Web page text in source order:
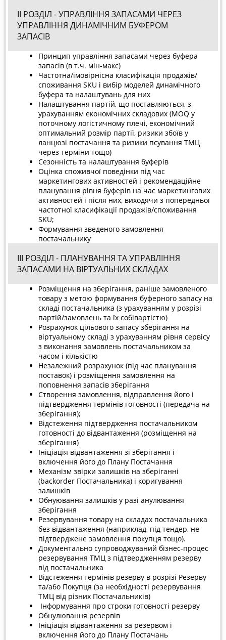
ІІ РОЗДІЛ - УПРАВЛІННЯ ЗАПАСАМИ ЧЕРЕЗ
УПРАВЛІННЯ ДИНАМІЧНИМ БУФЕРОМ
ЗАПАСІВ
Принцип управління запасами через буфера
запасів (в т.ч. мін-макс)
Частотна/імовірнісна класифікація продажів/
споживання SKU і вибір моделей динамічного
буфера та налаштувань для них
Налаштування партій, що поставляються, з
урахуванням економічних складових (MOQ у
поточному логістичному плечі, економічний
оптимальний розмір партії, ризики збоїв у
ланцюзі постачання та ризики псування ТМЦ
через терміни тощо)
Сезонність та налаштування буферів
Оцінка споживчої поведінки під час
маркетингових активностей і рекомендаційне
планування рівня буферів на час маркетингових
активностей і після них, виходячи з попередньої
частотної класифікації продажів/споживання
SKU;
Формування зведеного замовлення
постачальнику
ІІІ РОЗДІЛ - ПЛАНУВАННЯ ТА УПРАВЛІННЯ
ЗАПАСАМИ НА ВІРТУАЛЬНИХ СКЛАДАХ
Розміщення на зберігання, раніше замовленого
товару з метою формування буферного запасу на
складі постачальника (з урахуванням у розрізі
партій/замовлень та їх собівартістю)
Розрахунок цільового запасу зберігання на
віртуальному складі з урахуванням рівня сервісу
з виконання замовлень постачальником за
часом і кількістю
Незалежний розрахунок (під час планування
поставок) і розміщення замовлення на
поповнення запасів зберігання
Створення замовлення, відправлення його і
підтвердження термінів готовності (передача на
зберігання);
Відстеження підтвердження постачальником
готовності до відвантаження (розміщення на
зберігання)
Ініціація відвантаження зі зберігання і
включення його до Плану Постачання
Механізм звірки залишків на зберіганні
(backorder Постачальника) і коригування
залишків
Обнуювання залишків у разі анулювання
зберігання
Резервування товару на складах постачальника
без відвантаження (наприклад, під тендер, не
підтверджене замовлення покупця тощо).
Документально супроводжуваний бізнес-процес
резервування ТМЦ з підтвердженням резерву
від постачальника
Відстеження термінів резерву в розрізі Резерву
та/або Покупця (за необхідності резервування
ТМЦ від різних Постачальників)
Інформування про строки готовності резерву
Обнулювання резервів
Ініціація відвантаження за резервом і
включення його до Плану Постачань